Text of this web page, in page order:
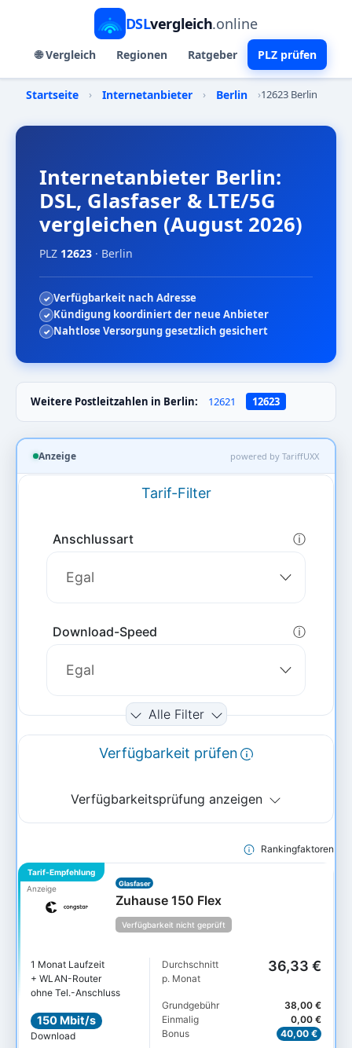
DSLvergleich.online
🌐 Vergleich Regionen Ratgeber PLZ prüfen
Startseite › Internetanbieter › Berlin ›12623 Berlin
Internetanbieter Berlin:
DSL, Glasfaser & LTE/5G
vergleichen (August 2026)
PLZ 12623 · Berlin
Verfügbarkeit nach Adresse
Kündigung koordiniert der neue Anbieter
Nahtlose Versorgung gesetzlich gesichert
Weitere Postleitzahlen in Berlin: 12621 12623
Anzeige powered by TariffUXX